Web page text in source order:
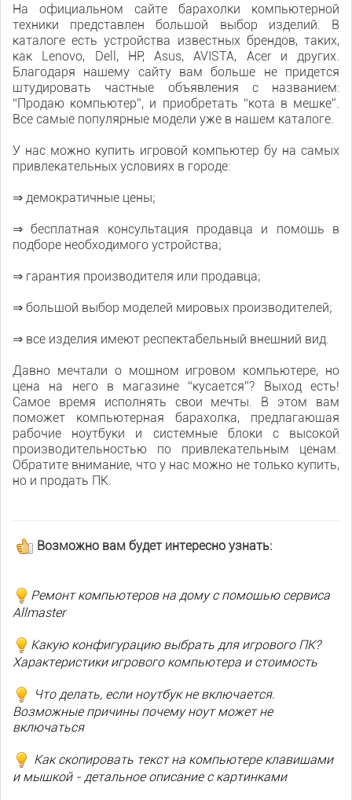
На официальном сайте барахолки компьютерной
техники представлен большой выбор изделий. В
каталоге есть устройства известных брендов, таких,
как Lenovo, Dell, HP, Asus, AVISTA, Acer и других.
Благодаря нашему сайту вам больше не придется
штудировать частные объявления с названием:
“Продаю компьютер”, и приобретать “кота в мешке”.
Все самые популярные модели уже в нашем каталоге.
У нас можно купить игровой компьютер бу на самых
привлекательных условиях в городе:
⇒ демократичные цены;
⇒ бесплатная консультация продавца и помощь в
подборе необходимого устройства;
⇒ гарантия производителя или продавца;
⇒ большой выбор моделей мировых производителей;
⇒ все изделия имеют респектабельный внешний вид.
Давно мечтали о мощном игровом компьютере, но
цена на него в магазине “кусается”? Выход есть!
Самое время исполнять свои мечты. В этом вам
поможет компьютерная барахолка, предлагающая
рабочие ноутбуки и системные блоки с высокой
производительностью по привлекательным ценам.
Обратите внимание, что у нас можно не только купить,
но и продать ПК.
Возможно вам будет интересно узнать:
Ремонт компьютеров на дому с помощью сервиса
Allmaster
Какую конфигурацию выбрать для игрового ПК?
Характеристики игрового компьютера и стоимость
Что делать, если ноутбук не включается.
Возможные причины почему ноут может не
включаться
Как скопировать текст на компьютере клавишами
и мышкой - детальное описание с картинками